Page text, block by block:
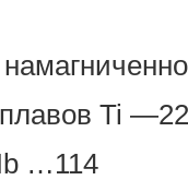
Ti
…114